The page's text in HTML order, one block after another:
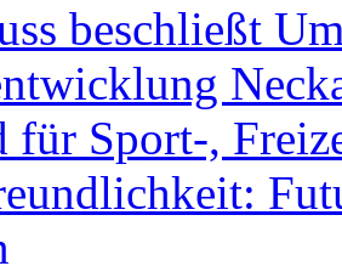
beschließt
Sport-,